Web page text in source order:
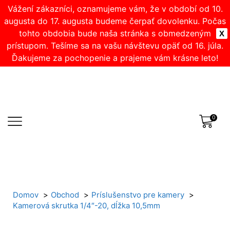
X
Vážení zákazníci, oznamujeme vám, že v období od 10.
augusta do 17. augusta budeme čerpať dovolenku. Počas
tohto obdobia bude naša stránka s obmedzeným
prístupom. Tešíme sa na vašu návštevu opäť od 16. júla.
Ďakujeme za pochopenie a prajeme vám krásne leto!
0
Domov Obchod
Príslušenstvo pre kamery
Kamerová skrutka 1/4″-20, dĺžka 10,5mm